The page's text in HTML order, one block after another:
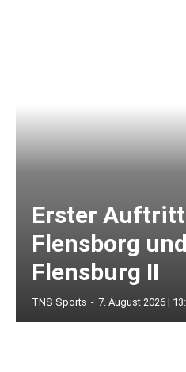
Erster Auftritt
Flensborg
Flensburg II
TNS Sports - 7. August 2026 |